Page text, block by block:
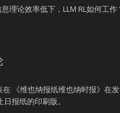
理论效率低下，LLM RL如何工作
在
《维也纳报纸维也纳时报》在
报纸的印刷版。